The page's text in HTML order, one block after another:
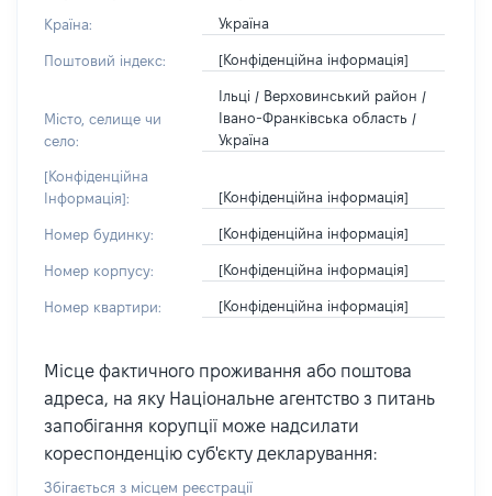
Країна: Україна
Поштовий індекс: [Конфіденційна інформація]
Місто, селище чи
село:
Ільці / Верховинський район /
Івано-Франківська область /
Україна
[Конфіденційна
Інформація]:
[Конфіденційна інформація]
Номер будинку: [Конфіденційна інформація]
Номер корпусу: [Конфіденційна інформація]
Номер квартири: [Конфіденційна інформація]
Місце фактичного проживання або поштова
адреса, на яку Національне агентство з питань
запобігання корупції може надсилати
кореспонденцію суб'єкту декларування:
Збігається з місцем реєстрації